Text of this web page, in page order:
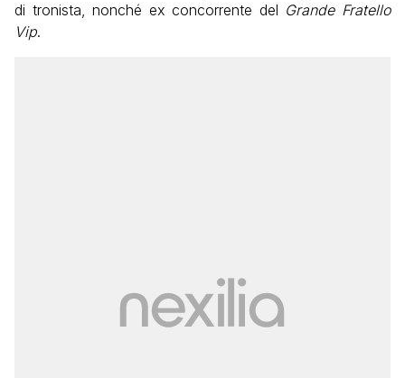
di tronista, nonché ex concorrente del Grande Fratello
Vip.